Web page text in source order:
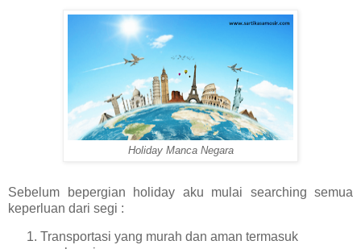
Holiday Manca Negara
Sebelum bepergian holiday aku mulai searching semua
keperluan dari segi :
Transportasi yang murah dan aman termasuk